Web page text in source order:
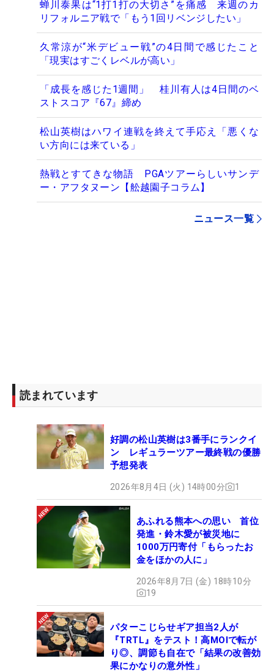
蝉川泰果は“1打1打の大切さ”を痛感 来週のカ
リフォルニア戦で「もう1回リベンジしたい」
久常涼が“米デビュー戦”の4日間で感じたこと
「現実はすごくレベルが高い」
「成長を感じた1週間」 桂川有人は4日間のベ
ストスコア『67』締め
松山英樹はハワイ連戦を終えて手応え「悪くな
い方向には来ている」
熱戦とすてきな物語 PGAツアーらしいサンデ
ー・アフタヌーン【舩越園子コラム】
ニュース一覧
読まれています
好調の松山英樹は3番手にランクイ
ン レギュラーツアー最終戦の優勝
予想発表
2026年8月4日 (火) 14時00分 1
あふれる熊本への思い 首位
発進・鈴木愛が被災地に
1000万円寄付「もらったお
金をほかの人に」
2026年8月7日 (金) 18時10分
19
パターこじらせギア担当2人が
『TRTL』をテスト！高MOIで転が
り◎、調節も自在で「結果の改善効
果にかなりの意外性」